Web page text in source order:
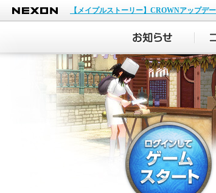
NEXON
【メイプルストーリー】CROWNアップデ